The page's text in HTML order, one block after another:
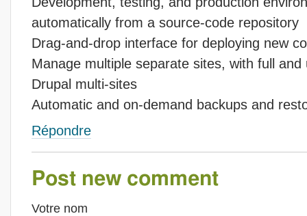
automatically from a source-code repository
Drag-and-drop interface for deploying new
Manage multiple separate sites, with full
Drupal multi-sites
Automatic and on-demand backups and
Répondre
Post new comment
Votre nom